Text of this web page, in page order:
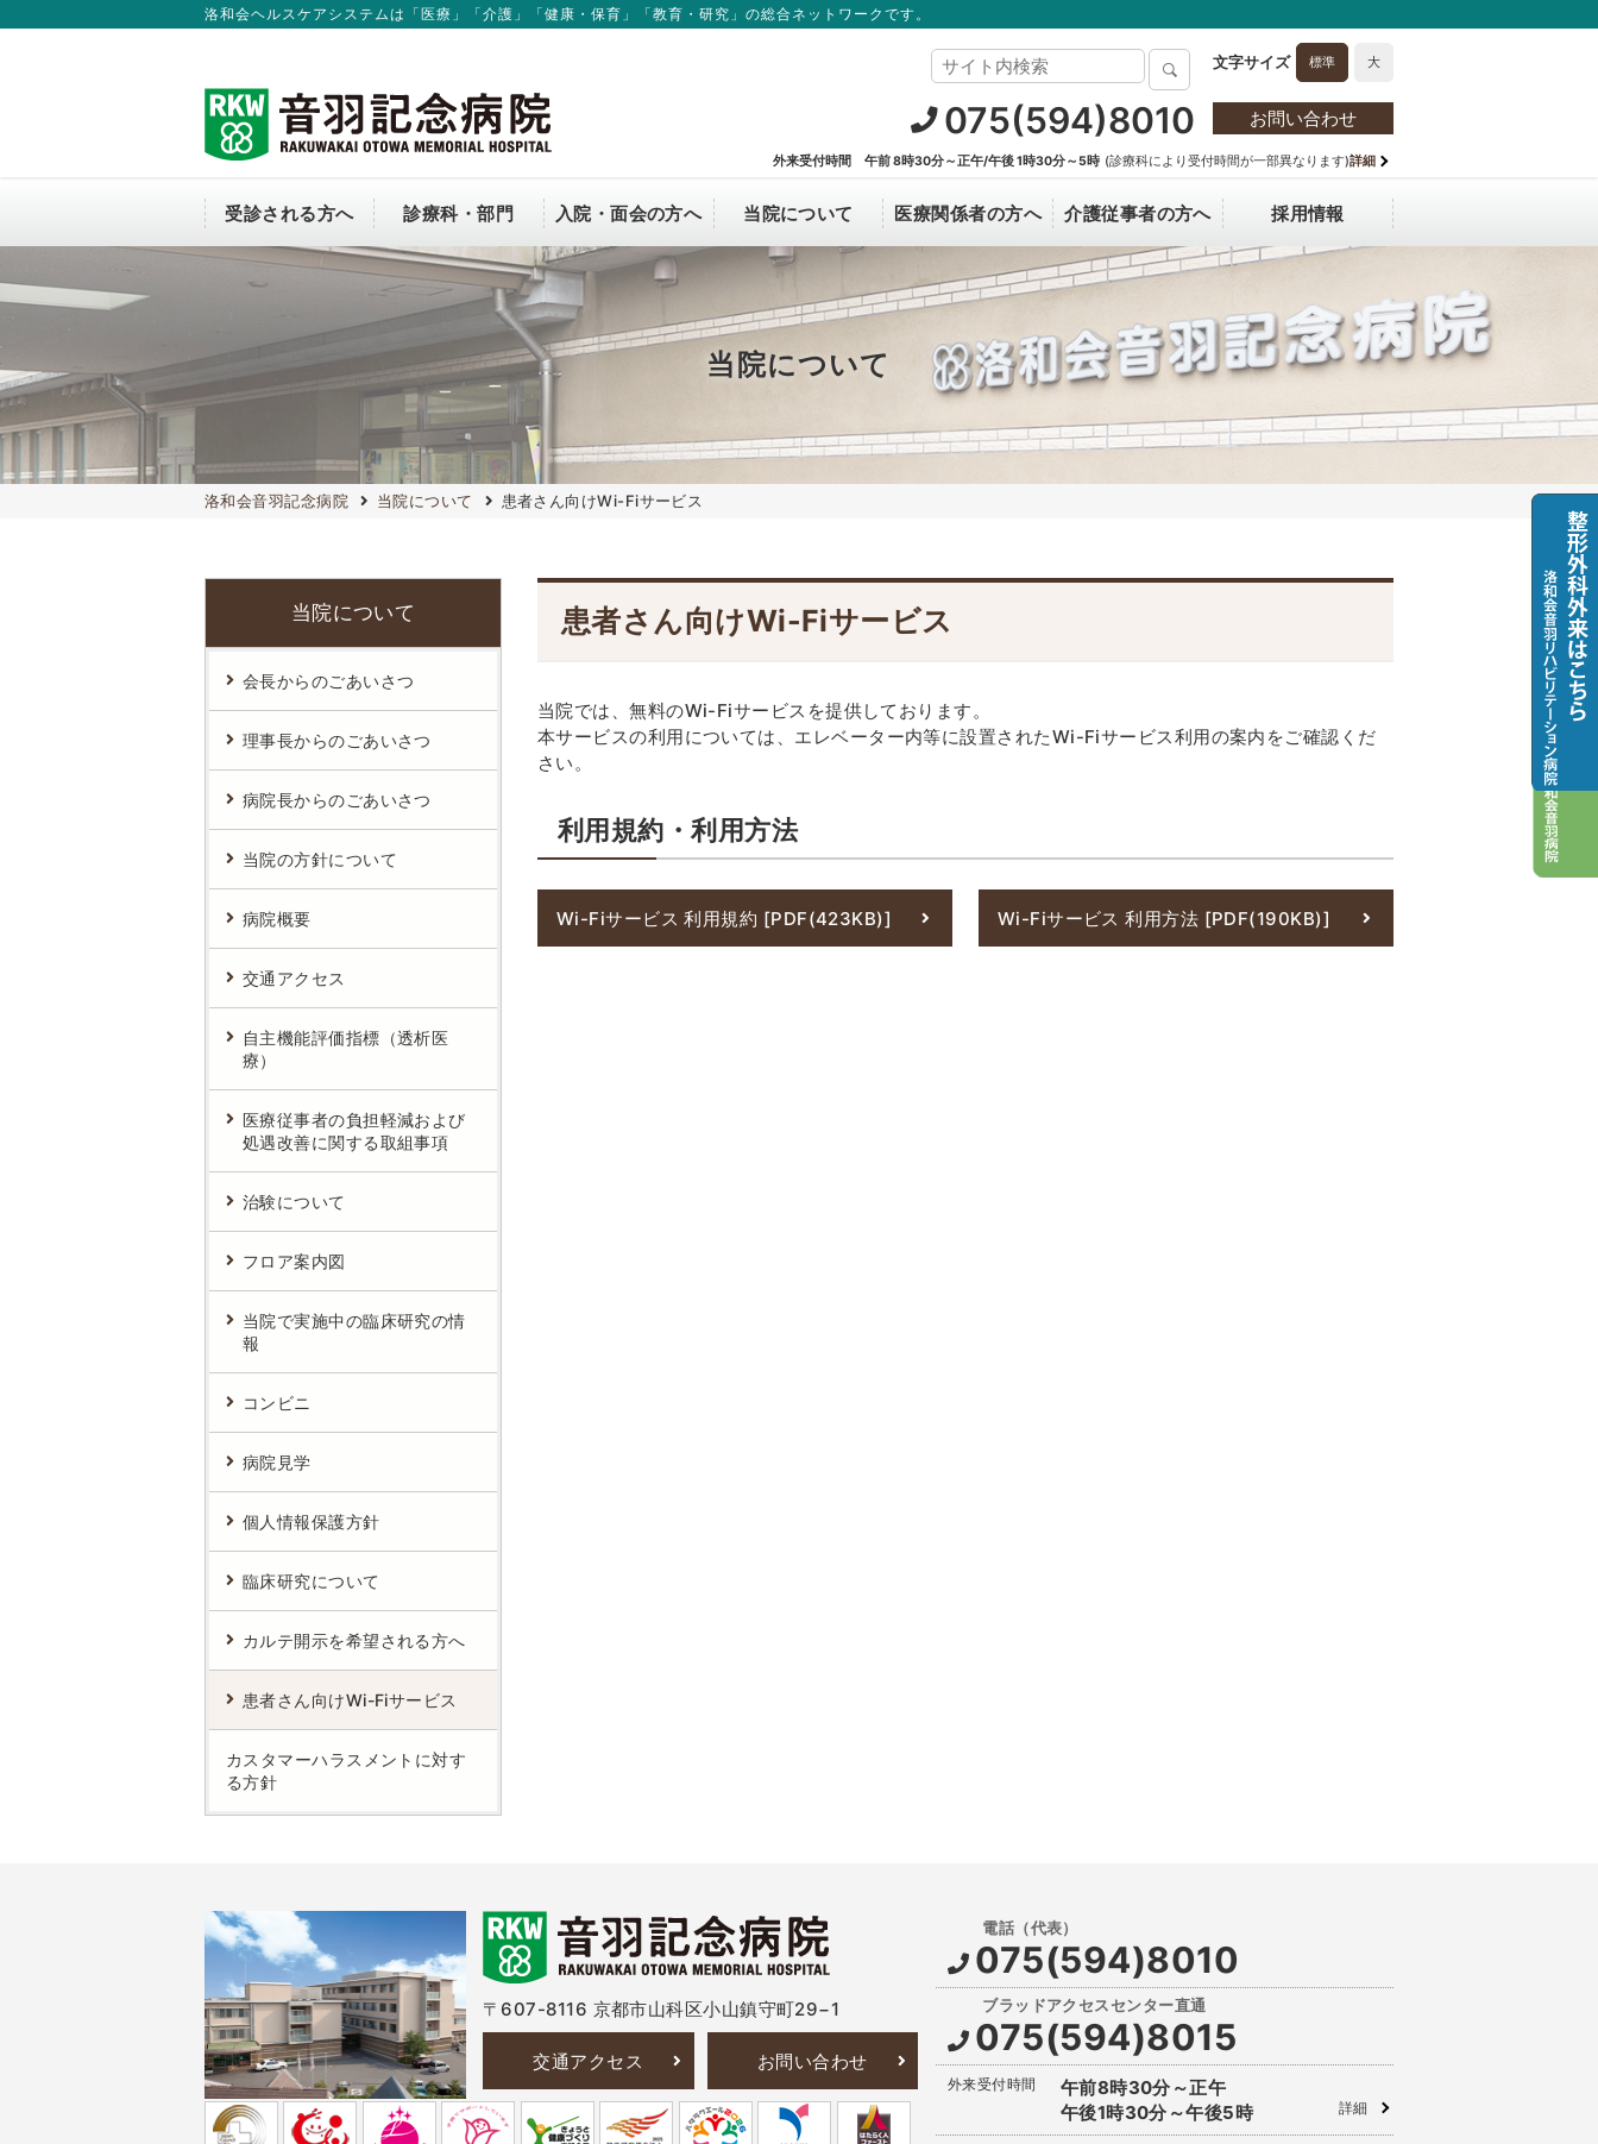
洛和会ヘルスケアシステムは「医療」「介護」「健康・保育」「教育・研究」の総合ネットワークです。
標準 大
お問い合わせ
075(594)8010
外来受付時間 午前 8時30分～正午/午後 1時30分～5時 (診療科により受付時間が一部異なります)詳細
受診される方へ
外来のご案内 オンライン資格確認について
Changing Medical Fee for Non-
診療科・部門
診療科 看護部 技術部門
医師から探す
入院・面会の方へ
入院のご案内 面会のご案内 マスク着用のお願い
個室のご案内
当院について
会長からのごあいさつ 理事長からのごあいさつ 病院長からのごあいさつ
当院の方針について 病院概要 自主機能評価指標（透析医療）
医療従事者の負担軽減および処遇改善に
治験について フロア案内図
当院で実施中の臨床研究の情報
コンビニ
医療関係者の方へ
連携窓口（地域連携課） 新薬開発・研究支援
介護従事者の方へ
介護従事者の方へ
採用情報
新卒採用 中途採用 医師採用
当院について
洛和会音羽記念病院 当院について 患者さん向けWi-Fiサービス
患者さん向けWi-Fiサービス
当院では、無料のWi-Fiサービスを提供しております。
本サービスの利用については、エレベーター内等に設置されたWi-Fiサービス利用の案内をご確認くだ
さい。
利用規約・利用方法
Wi-Fiサービス 利用規約 [PDF(423KB)] Wi-Fiサービス 利用方法 [PDF(190KB)]
当院について
会長からのごあいさつ
理事長からのごあいさつ
病院長からのごあいさつ
当院の方針について
病院概要
交通アクセス
自主機能評価指標（透析医
療）
医療従事者の負担軽減および
処遇改善に関する取組事項
治験について
フロア案内図
当院で実施中の臨床研究の情
報
コンビニ
病院見学
個人情報保護方針
臨床研究について
カルテ開示を希望される方へ
患者さん向けWi-Fiサービス
カスタマーハラスメントに対す
る方針
〒607-8116 京都市山科区小山鎮守町29−1
交通アクセス お問い合わせ
075(594)8010
075(594)8015
外来受付時間
午前8時30分～正午
午後1時30分～午後5時
詳細